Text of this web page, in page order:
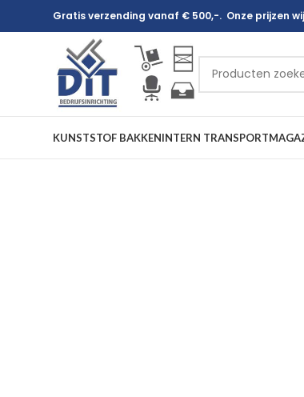
Gratis verzending vanaf € 500,-. Onze prijzen
KUNSTSTOF BAKKENINTERN TRANSPORT